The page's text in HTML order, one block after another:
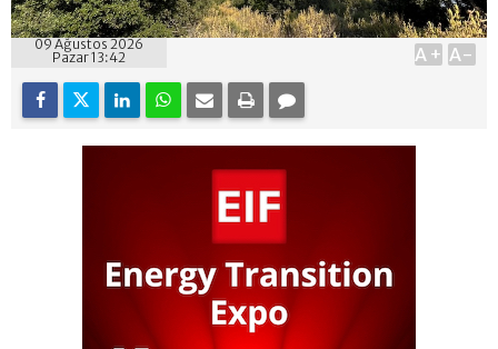
09 Ağustos 2026
Pazar 13:42
A+ A-